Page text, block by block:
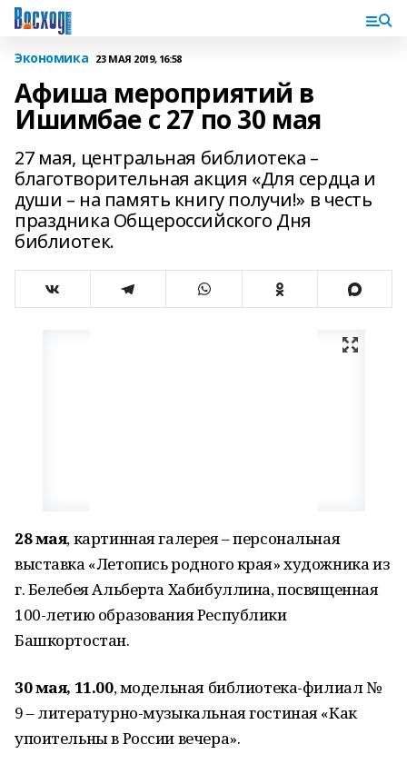
Экономика 23 МАЯ 2019, 16:58
Афиша мероприятий в
Ишимбае с 27 по 30 мая
27 мая, центральная библиотека –
благотворительная акция «Для сердца и
души – на память книгу получи!» в честь
праздника Общероссийского Дня
библиотек.
28 мая, картинная галерея – персональная
выставка «Летопись родного края» художника из
г. Белебея Альберта Хабибуллина, посвященная
100-летию образования Республики
Башкортостан.
30 мая, 11.00, модельная библиотека-филиал №
9 – литературно-музыкальная гостиная «Как
упоительны в России вечера».